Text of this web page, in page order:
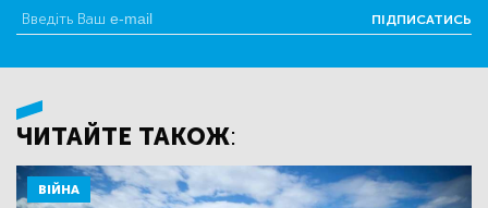
ПІДПИСАТИСЬ
ЧИТАЙТЕ ТАКОЖ:
ВІЙНА